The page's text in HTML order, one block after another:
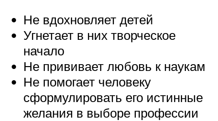
Не вдохновляет детей
Угнетает в них творческое
начало
Не прививает любовь к наукам
Не помогает человеку
сформулировать его истинные
желания в выборе профессии